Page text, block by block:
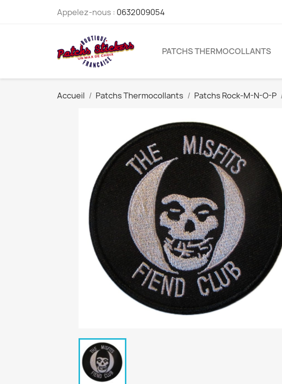
Appelez-nous : 0632009054
PATCHS THERMOCOLLANTS
Accueil Patchs Thermocollants Patchs Rock-M-N-O-P